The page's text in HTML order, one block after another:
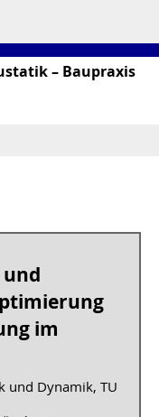
– Baupraxis
im
und Dynamik, TU